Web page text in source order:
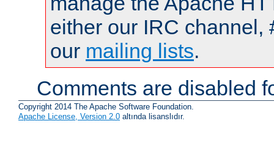
either our IRC channel,
our mailing lists.
Comments are disabled
Copyright 2014 The Apache Software Foundation.
Apache License, Version 2.0 altında lisanslıdır.